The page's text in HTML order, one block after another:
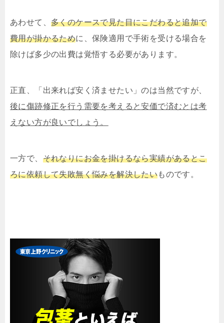
あわせて、 多くのケースで見た目にこだわると追加で
費用が掛かるために、保険適用で手術を受ける場合を
除けば多少の出費は覚悟する必要があります。
正直、「出来れば安く済ませたい」のは当然ですが、
後に傷跡修正を行う需要を考えると安価で済むとは考
えない方が良いでしょう。
一方で、 それなりにお金を掛けるなら実績があるとこ
ろに依頼して失敗無く悩みを解決したいものです。